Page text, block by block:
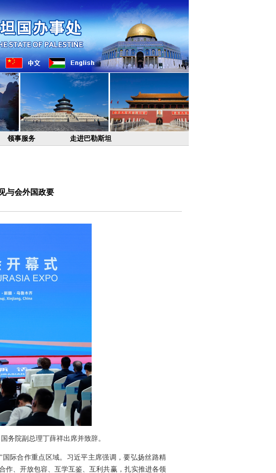
领事服务 走进巴勒斯坦
与会外国政要
务院副总理丁薛祥出席并致辞。
际合作重点区域。习近平主席强调，要弘扬丝路精
作、开放包容、互学互鉴、互利共赢，扎实推进各领